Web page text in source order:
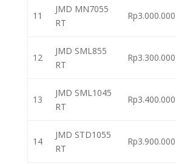
11
JMD MN7055
RT
Rp3.000.000
12
JMD SML855
RT
Rp3.300.000
13
JMD SML1045
RT
Rp3.400.000
14
JMD STD1055
RT
Rp3.900.000